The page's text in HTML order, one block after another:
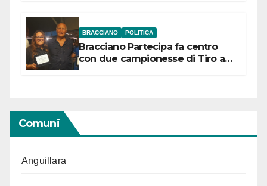
BRACCIANO POLITICA
Bracciano Partecipa fa centro
con due campionesse di Tiro a
Comuni
Anguillara